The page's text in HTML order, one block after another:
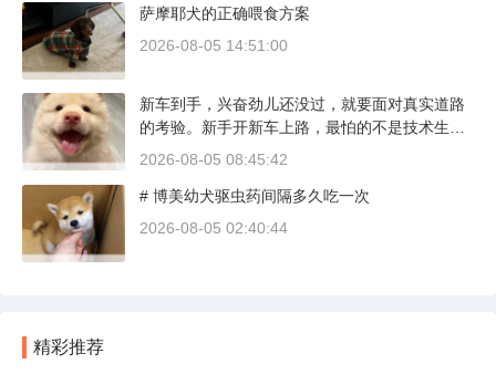
萨摩耶犬的正确喂食方案
2026-08-05 14:51:00
新车到手，兴奋劲儿还没过，就要面对真实道路
的考验。新手开新车上路，最怕的不是技术生
疏，而是对车况和路况的双重陌生。磨合期内，
不超过100公里，这不是老司机的保守，而是活
塞和气缸壁需要时间完成精细贴合。多数车型说
2026-08-05 08:45:42
# 博美幼犬驱虫药间隔多久吃一次
2026-08-05 02:40:44
精彩推荐